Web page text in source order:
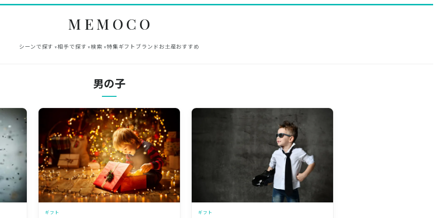
MEMOCO
シーンで探す 相手で探す 検索 特集ギフトブランドお土産おすすめ
男の子
ギフト ギフト